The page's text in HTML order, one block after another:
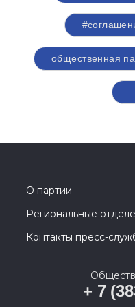
общественная
О партии
Региональные
Контакты пресс-
+ 7